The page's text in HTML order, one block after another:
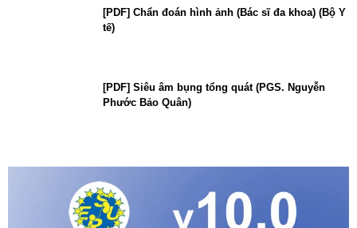
[PDF] Chẩn đoán hình ảnh (Bác sĩ đa khoa) (Bộ Y
tế)
[PDF] Siêu âm bụng tổng quát (PGS. Nguyễn
Phước Bảo Quân)